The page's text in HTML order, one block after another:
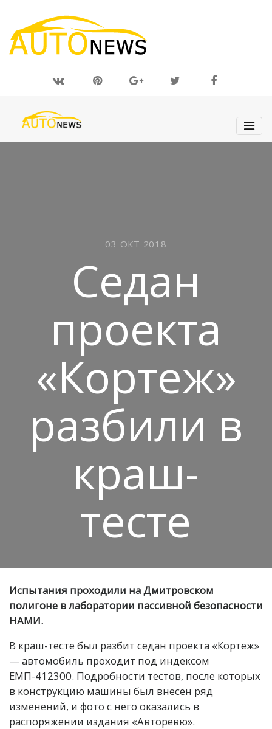
03 ОКТ 2018
Седан
проекта
«Кортеж»
разбили в
краш-
тесте
Испытания проходили на Дмитровском
полигоне в лаборатории пассивной безопасности
НАМИ.
В краш-тесте был разбит седан проекта «Кортеж»
— автомобиль проходит под индексом
ЕМП-412300. Подробности тестов, после которых
в конструкцию машины был внесен ряд
изменений, и фото с него оказались в
распоряжении издания «Авторевю».